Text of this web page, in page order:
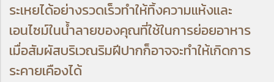
ระเหยได้อย่างรวดเร็วทำให้ทิ้งความแห้งและ
เอนไซม์ในน้ำลายของคุณที่ใช้ในการย่อยอาหาร
เมื่อสัมผัสบริเวณริมฝีปากก็อาจจะทำให้เกิดการ
ระคายเคืองได้